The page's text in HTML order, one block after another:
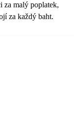
za malý poplatek,
za každý baht.